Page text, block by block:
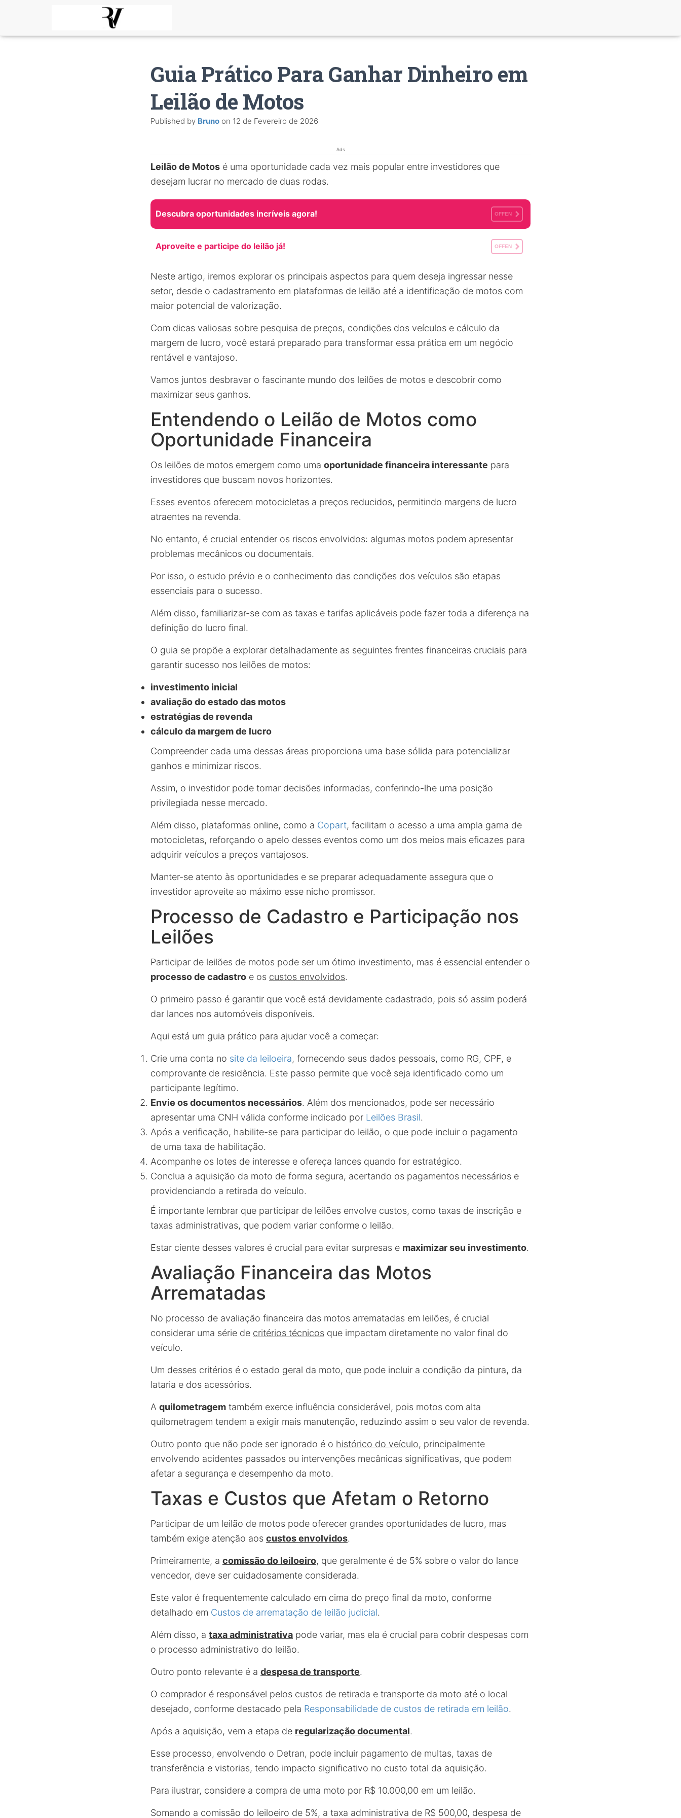
Guia Prático Para Ganhar Dinheiro em
Leilão de Motos
Published by Bruno on 12 de Fevereiro de 2026
Ads
Leilão de Motos é uma oportunidade cada vez mais popular entre investidores que
desejam lucrar no mercado de duas rodas.
Descubra oportunidades incríveis agora! OFFEN
Aproveite e participe do leilão já! OFFEN
Neste artigo, iremos explorar os principais aspectos para quem deseja ingressar nesse
setor, desde o cadastramento em plataformas de leilão até a identificação de motos com
maior potencial de valorização.
Com dicas valiosas sobre pesquisa de preços, condições dos veículos e cálculo da
margem de lucro, você estará preparado para transformar essa prática em um negócio
rentável e vantajoso.
Vamos juntos desbravar o fascinante mundo dos leilões de motos e descobrir como
maximizar seus ganhos.
Entendendo o Leilão de Motos como
Oportunidade Financeira
Os leilões de motos emergem como uma oportunidade financeira interessante para
investidores que buscam novos horizontes.
Esses eventos oferecem motocicletas a preços reducidos, permitindo margens de lucro
atraentes na revenda.
No entanto, é crucial entender os riscos envolvidos: algumas motos podem apresentar
problemas mecânicos ou documentais.
Por isso, o estudo prévio e o conhecimento das condições dos veículos são etapas
essenciais para o sucesso.
Além disso, familiarizar-se com as taxas e tarifas aplicáveis pode fazer toda a diferença na
definição do lucro final.
O guia se propõe a explorar detalhadamente as seguintes frentes financeiras cruciais para
garantir sucesso nos leilões de motos:
investimento inicial
avaliação do estado das motos
estratégias de revenda
cálculo da margem de lucro
Compreender cada uma dessas áreas proporciona uma base sólida para potencializar
ganhos e minimizar riscos.
Assim, o investidor pode tomar decisões informadas, conferindo-lhe uma posição
privilegiada nesse mercado.
Além disso, plataformas online, como a Copart, facilitam o acesso a uma ampla gama de
motocicletas, reforçando o apelo desses eventos como um dos meios mais eficazes para
adquirir veículos a preços vantajosos.
Manter-se atento às oportunidades e se preparar adequadamente assegura que o
investidor aproveite ao máximo esse nicho promissor.
Processo de Cadastro e Participação nos
Leilões
Participar de leilões de motos pode ser um ótimo investimento, mas é essencial entender o
processo de cadastro e os custos envolvidos.
O primeiro passo é garantir que você está devidamente cadastrado, pois só assim poderá
dar lances nos automóveis disponíveis.
Aqui está um guia prático para ajudar você a começar:
Crie uma conta no site da leiloeira, fornecendo seus dados pessoais, como RG, CPF, e
comprovante de residência. Este passo permite que você seja identificado como um
participante legítimo.
Envie os documentos necessários. Além dos mencionados, pode ser necessário
apresentar uma CNH válida conforme indicado por Leilões Brasil.
Após a verificação, habilite-se para participar do leilão, o que pode incluir o pagamento
de uma taxa de habilitação.
Acompanhe os lotes de interesse e ofereça lances quando for estratégico.
Conclua a aquisição da moto de forma segura, acertando os pagamentos necessários e
providenciando a retirada do veículo.
É importante lembrar que participar de leilões envolve custos, como taxas de inscrição e
taxas administrativas, que podem variar conforme o leilão.
Estar ciente desses valores é crucial para evitar surpresas e maximizar seu investimento.
Avaliação Financeira das Motos
Arrematadas
No processo de avaliação financeira das motos arrematadas em leilões, é crucial
considerar uma série de critérios técnicos que impactam diretamente no valor final do
veículo.
Um desses critérios é o estado geral da moto, que pode incluir a condição da pintura, da
lataria e dos acessórios.
A quilometragem também exerce influência considerável, pois motos com alta
quilometragem tendem a exigir mais manutenção, reduzindo assim o seu valor de revenda.
Outro ponto que não pode ser ignorado é o histórico do veículo, principalmente
envolvendo acidentes passados ou intervenções mecânicas significativas, que podem
afetar a segurança e desempenho da moto.
Taxas e Custos que Afetam o Retorno
Participar de um leilão de motos pode oferecer grandes oportunidades de lucro, mas
também exige atenção aos custos envolvidos.
Primeiramente, a comissão do leiloeiro, que geralmente é de 5% sobre o valor do lance
vencedor, deve ser cuidadosamente considerada.
Este valor é frequentemente calculado em cima do preço final da moto, conforme
detalhado em Custos de arrematação de leilão judicial.
Além disso, a taxa administrativa pode variar, mas ela é crucial para cobrir despesas com
o processo administrativo do leilão.
Outro ponto relevante é a despesa de transporte.
O comprador é responsável pelos custos de retirada e transporte da moto até o local
desejado, conforme destacado pela Responsabilidade de custos de retirada em leilão.
Após a aquisição, vem a etapa de regularização documental.
Esse processo, envolvendo o Detran, pode incluir pagamento de multas, taxas de
transferência e vistorias, tendo impacto significativo no custo total da aquisição.
Para ilustrar, considere a compra de uma moto por R$ 10.000,00 em um leilão.
Somando a comissão do leiloeiro de 5%, a taxa administrativa de R$ 500,00, despesa de